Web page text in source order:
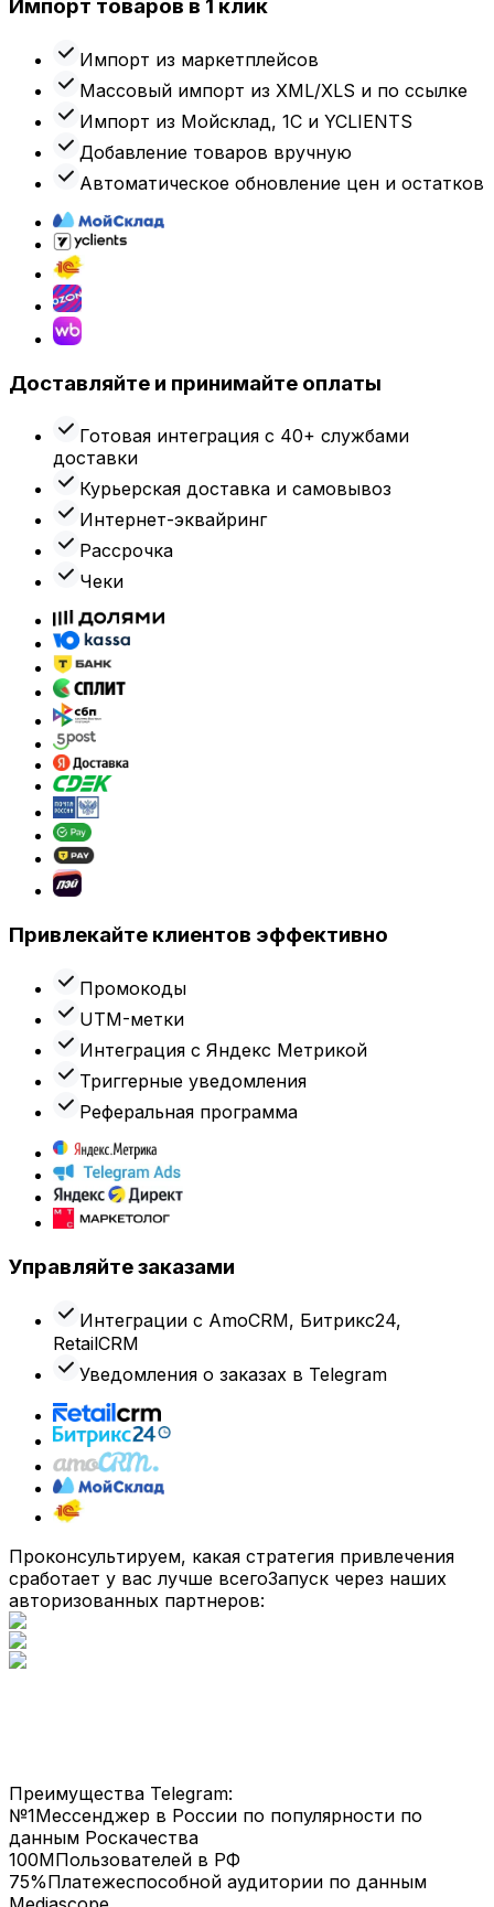
Импорт товаров в 1 клик
Импорт из маркетплейсов
Массовый импорт из XML/XLS и по ссылке
Импорт из Мойсклад, 1С и YCLIENTS
Добавление товаров вручную
Автоматическое обновление цен и остатков
Доставляйте и принимайте оплаты
Готовая интеграция с 40+ службами
доставки
Курьерская доставка и самовывоз
Интернет-эквайринг
Рассрочка
Чеки
Привлекайте клиентов эффективно
Промокоды
UTM-метки
Интеграция с Яндекс Метрикой
Триггерные уведомления
Реферальная программа
Управляйте заказами
Интеграции с AmoCRM, Битрикс24,
RetailCRM
Уведомления о заказах в Telegram
Проконсультируем, какая стратегия привлечения
сработает у вас лучше всегоЗапуск через наших
авторизованных партнеров:
Преимущества Telegram:
№1Мессенджер в России по популярности по
данным Роскачества
100MПользователей в РФ
75%Платежеспособной аудитории по данным